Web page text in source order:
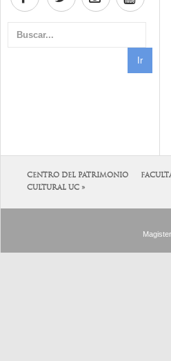
CENTRO DEL PATRIMONIO
CULTURAL UC »